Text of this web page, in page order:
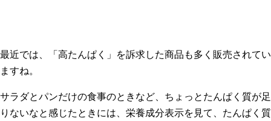
最近では、「高たんぱく」を訴求した商品も多く販売されてい
ますね。
サラダとパンだけの食事のときなど、ちょっとたんぱく質が足
りないなと感じたときには、栄養成分表示を見て、たんぱく質